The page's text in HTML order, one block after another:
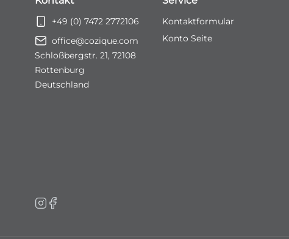
+49 (0) 7472 2772106
office@cozique.com
Schloßbergstr. 21, 72108
Rottenburg
Deutschland
Kontaktformular
Konto Seite